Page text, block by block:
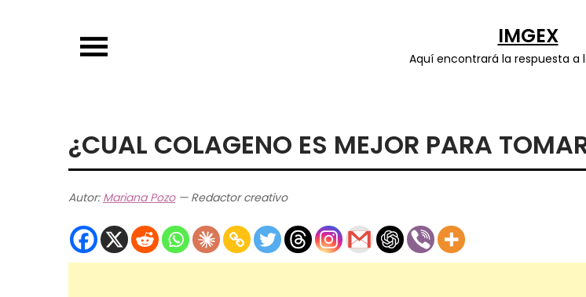
IMGEX
Aquí encontrará la respuesta a
¿CUAL COLAGENO ES MEJOR PARA
Autor: Mariana Pozo— Redactor creativo